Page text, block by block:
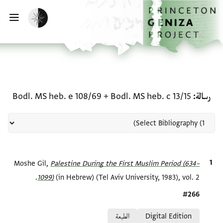
إلى المحتوى الرئيسي
الرئيسية
تفعيل الوضع المظلم
رسالة Bodl. MS heb. c 13/15
+
Bodl. MS heb. e 108/69
الاقتباس المرجعي Moshe Gil,Palestine During the First Muslim Period (634–
1099)‎(in Hebrew) (Tel Aviv University, 1983), vol. 2.
Location in source
#266
Digital Edition
الطبعة